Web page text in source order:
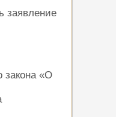
заявление
закона «О